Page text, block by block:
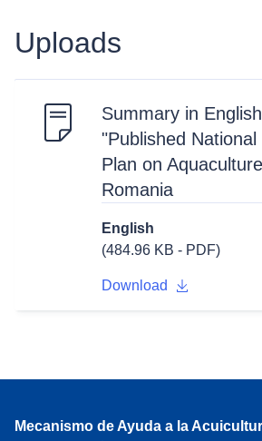
Uploads
Summary in
"Published
Plan on
Romania
English
(484.96 KB - PDF)
Download
Mecanismo de Ayuda a la